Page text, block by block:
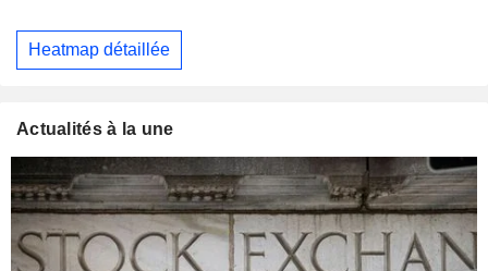
Heatmap détaillée
Actualités à la une